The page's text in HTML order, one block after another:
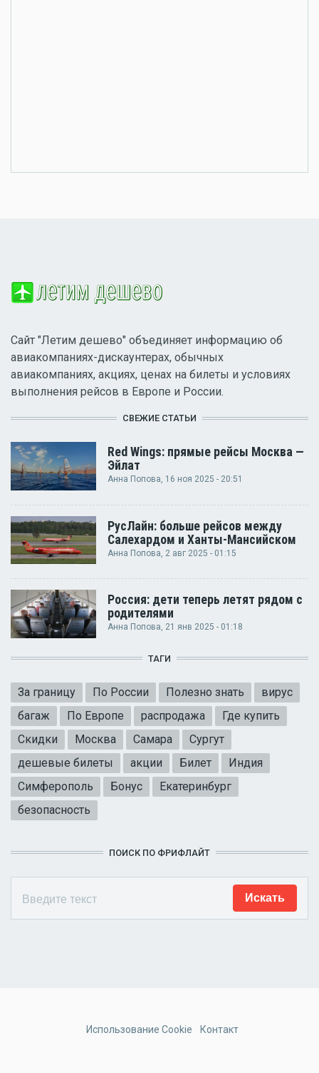
Сайт "Летим дешево" объединяет информацию об
авиакомпаниях-дискаунтерах, обычных
авиакомпаниях, акциях, ценах на билеты и условиях
выполнения рейсов в Европе и России.
СВЕЖИЕ СТАТЬИ
Red Wings: прямые рейсы Москва —
Эйлат
Анна Попова, 16 ноя 2025 - 20:51
РусЛайн: больше рейсов между
Салехардом и Ханты-Мансийском
Анна Попова , 2 авг 2025 - 01:15
Россия: дети теперь летят рядом с
родителями
Анна Попова, 21 янв 2025 - 01:18
ТАГИ
За границу По России Полезно знать
вирус
багаж
По Европе распродажа
Где купить
Скидки
Москва Самара
Сургут
дешевые билеты
акции Билет
Индия
Симферополь
Бонус
Екатеринбург
безопасность
ПОИСК ПО ФРИФЛАЙТ
Использование Cookie Контакт